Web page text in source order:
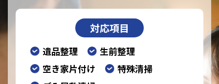
対応項目
遺品整理
生前整理
空き家片付け
特殊清掃